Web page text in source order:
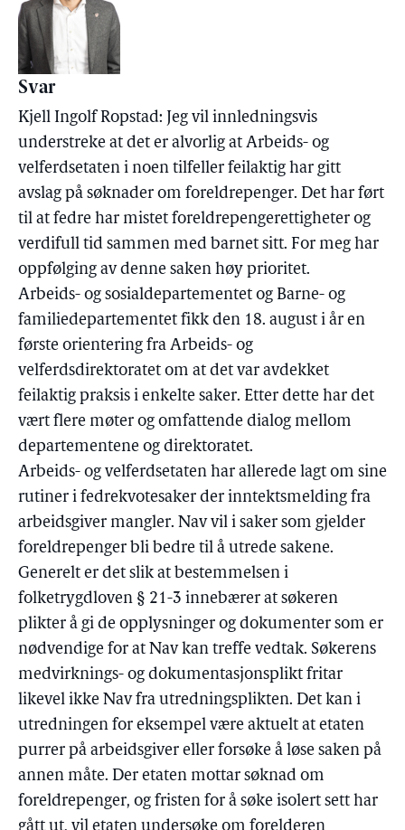
Svar
Kjell Ingolf Ropstad: Jeg vil innledningsvis
understreke at det er alvorlig at Arbeids- og
velferdsetaten i noen tilfeller feilaktig har gitt
avslag på søknader om foreldrepenger. Det har ført
til at fedre har mistet foreldrepengerettigheter og
verdifull tid sammen med barnet sitt. For meg har
oppfølging av denne saken høy prioritet.
Arbeids- og sosialdepartementet og Barne- og
familiedepartementet fikk den 18. august i år en
første orientering fra Arbeids- og
velferdsdirektoratet om at det var avdekket
feilaktig praksis i enkelte saker. Etter dette har det
vært flere møter og omfattende dialog mellom
departementene og direktoratet.
Arbeids- og velferdsetaten har allerede lagt om sine
rutiner i fedrekvotesaker der inntektsmelding fra
arbeidsgiver mangler. Nav vil i saker som gjelder
foreldrepenger bli bedre til å utrede sakene.
Generelt er det slik at bestemmelsen i
folketrygdloven § 21-3 innebærer at søkeren
plikter å gi de opplysninger og dokumenter som er
nødvendige for at Nav kan treffe vedtak. Søkerens
medvirknings- og dokumentasjonsplikt fritar
likevel ikke Nav fra utredningsplikten. Det kan i
utredningen for eksempel være aktuelt at etaten
purrer på arbeidsgiver eller forsøke å løse saken på
annen måte. Der etaten mottar søknad om
foreldrepenger, og fristen for å søke isolert sett har